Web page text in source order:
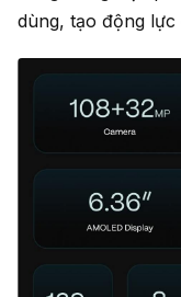
dùng, tạo động lực